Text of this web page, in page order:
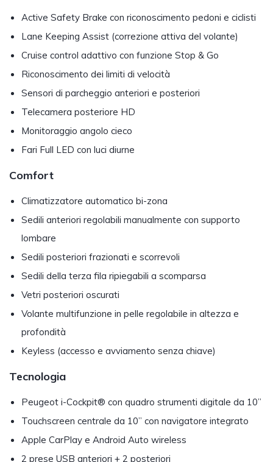
Active Safety Brake con riconoscimento pedoni e ciclisti
Lane Keeping Assist (correzione attiva del volante)
Cruise control adattivo con funzione Stop & Go
Riconoscimento dei limiti di velocità
Sensori di parcheggio anteriori e posteriori
Telecamera posteriore HD
Monitoraggio angolo cieco
Fari Full LED con luci diurne
Comfort
Climatizzatore automatico bi-zona
Sedili anteriori regolabili manualmente con supporto
lombare
Sedili posteriori frazionati e scorrevoli
Sedili della terza fila ripiegabili a scomparsa
Vetri posteriori oscurati
Volante multifunzione in pelle regolabile in altezza e
profondità
Keyless (accesso e avviamento senza chiave)
Tecnologia
Peugeot i-Cockpit® con quadro strumenti digitale da 10”
Touchscreen centrale da 10” con navigatore integrato
Apple CarPlay e Android Auto wireless
2 prese USB anteriori + 2 posteriori